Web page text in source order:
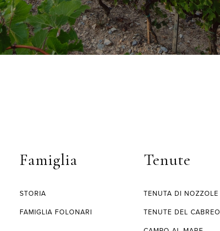
Famiglia
STORIA
FAMIGLIA FOLONARI
Tenute
TENUTA DI NOZZOLE
TENUTE DEL CABREO